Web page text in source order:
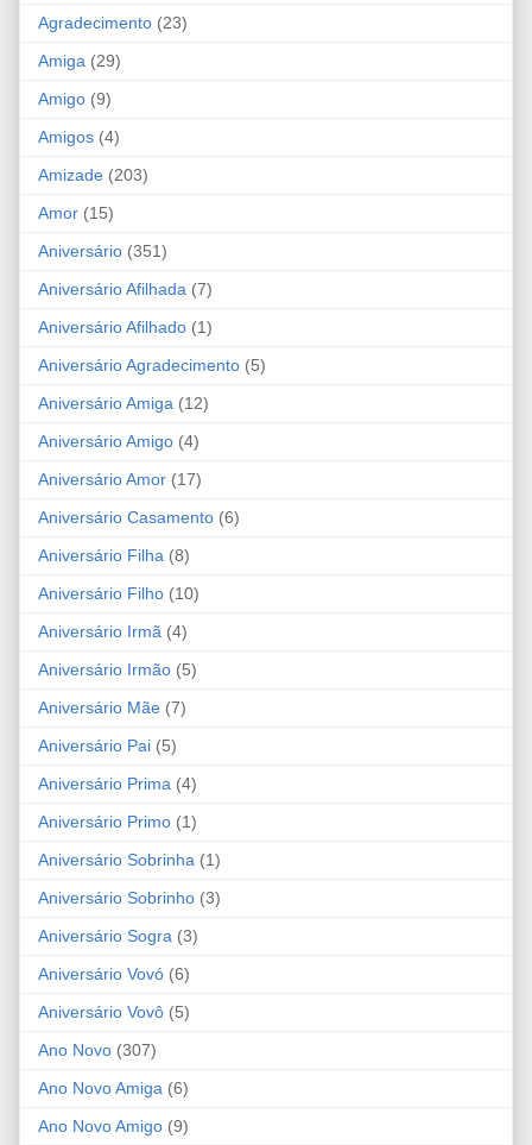
Agradecimento (23)
Amiga (29)
Amigo (9)
Amigos (4)
Amizade (203)
Amor (15)
Aniversário (351)
Aniversário Afilhada (7)
Aniversário Afilhado (1)
Aniversário Agradecimento (5)
Aniversário Amiga (12)
Aniversário Amigo (4)
Aniversário Amor (17)
Aniversário Casamento (6)
Aniversário Filha (8)
Aniversário Filho (10)
Aniversário Irmã (4)
Aniversário Irmão (5)
Aniversário Mãe (7)
Aniversário Pai (5)
Aniversário Prima (4)
Aniversário Primo (1)
Aniversário Sobrinha (1)
Aniversário Sobrinho (3)
Aniversário Sogra (3)
Aniversário Vovó (6)
Aniversário Vovô (5)
Ano Novo (307)
Ano Novo Amiga (6)
Ano Novo Amigo (9)